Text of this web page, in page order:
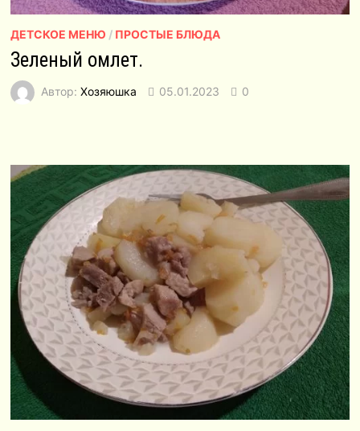
ДЕТСКОЕ МЕНЮ / ПРОСТЫЕ БЛЮДА
Зеленый омлет.
Автор: Хозяюшка 05.01.2023 0